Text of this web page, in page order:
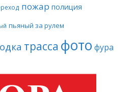
пожар полиция
пьяный за рулем
трасса фото фура